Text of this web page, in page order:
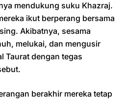
mendukung suku Khazraj.
ikut berperang bersama
Akibatnya, sesama
melukai, dan mengusir
Taurat dengan tegas
berakhir mereka tetap